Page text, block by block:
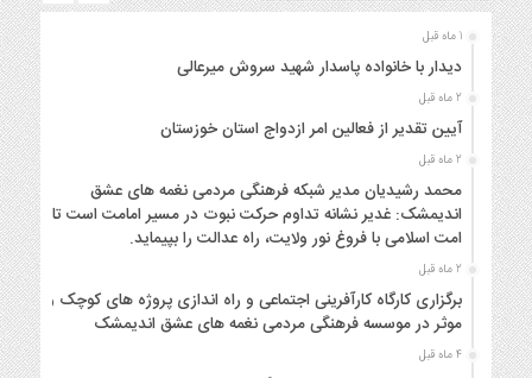
1 ماه قبل
دیدار با خانواده پاسدار شهید سروش میرعالی
2 ماه قبل
آیین تقدیر از فعالین امر ازدواج استان خوزستان
2 ماه قبل
محمد رشیدیان مدیر شبکه فرهنگی مردمی نغمه های عشق
اندیمشک: غدیر نشانه تداوم حرکت نبوت در مسیر امامت است تا
امت اسلامی با فروغ نور ولایت، راه عدالت را بپیماید.
2 ماه قبل
برگزاری کارگاه کارآفرینی اجتماعی و راه اندازی پروژه های کوچک و
موثر در موسسه فرهنگی مردمی نغمه های عشق اندیمشک
4 ماه قبل